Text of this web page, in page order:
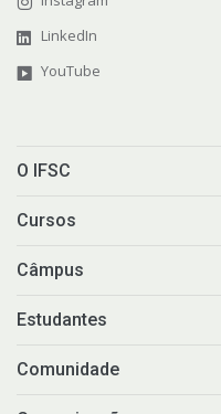
LinkedIn
YouTube
O IFSC
Cursos
Câmpus
Estudantes
Comunidade